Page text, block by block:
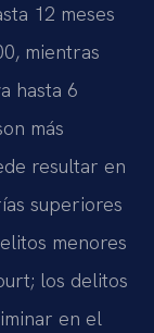
12 meses
mientras
hasta 6
más
resultar en
superiores
menores
los delitos
en el